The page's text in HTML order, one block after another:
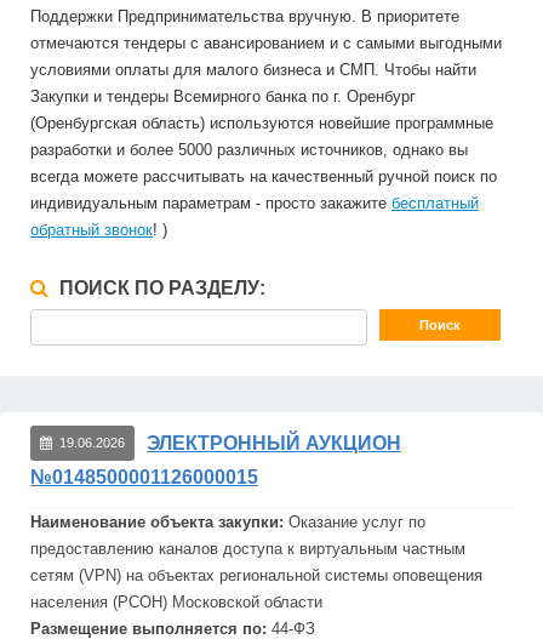
Поддержки Предпринимательства вручную. В приоритете
отмечаются тендеры с авансированием и с самыми выгодными
условиями оплаты для малого бизнеса и СМП. Чтобы найти
Закупки и тендеры Всемирного банка по г. Оренбург
(Оренбургская область) используются новейшие программные
разработки и более 5000 различных источников, однако вы
всегда можете рассчитывать на качественный ручной поиск по
индивидуальным параметрам - просто закажите бесплатный
обратный звонок! )
ПОИСК ПО РАЗДЕЛУ:
19.06.2026
ЭЛЕКТРОННЫЙ АУКЦИОН
№0148500001126000015
Наименование объекта закупки: Оказание услуг по
предоставлению каналов доступа к виртуальным частным
сетям (VPN) на объектах региональной системы оповещения
населения (РСОН) Московской области
Размещение выполняется по: 44-ФЗ